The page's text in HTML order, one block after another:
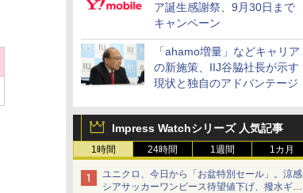
ア誕生感謝祭、9月30日まで
キャンペーン
「ahamo増量」などキャリア
の新施策、IIJ谷脇社長が示す
現状と独自のアドバンテージ
Impress Watchシリーズ 人気記事
1時間 24時間 1週間 1カ月
ユニクロ、今日から「お盆特別セール」。涼感
シアサッカーワンピース待望値下げ、撥水ギア